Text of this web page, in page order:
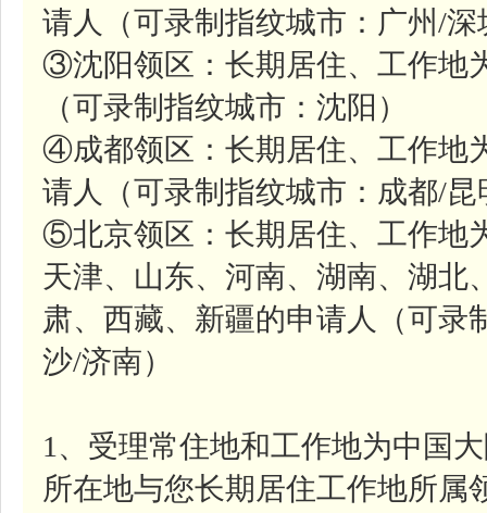
请人（可录制指纹城市：广州/深
③沈阳领区：长期居住、工作地
（可录制指纹城市：沈阳）
④成都领区：长期居住、工作地
请人（可录制指纹城市：成都/昆
⑤北京领区：长期居住、工作地
天津、山东、河南、湖南、湖北
肃、西藏、新疆的申请人（可录
沙/济南）
1、受理常住地和工作地为中国
所在地与您长期居住工作地所属